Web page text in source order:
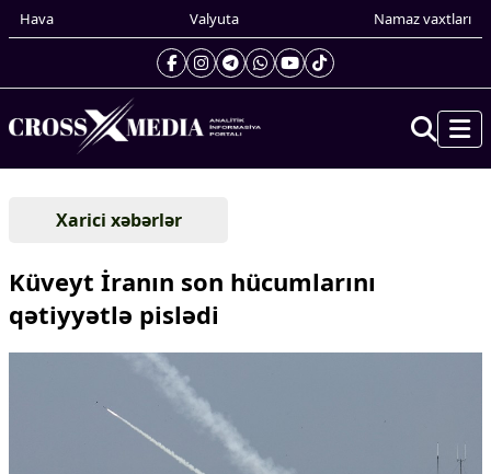
Hava Valyuta Namaz vaxtları
Gündəm
Xarici xəbərlər
Cənubi Qafqaz
Amerika
Xarici xəbərlər
Küveyt İranın son hücumlarını
qətiyyətlə pislədi